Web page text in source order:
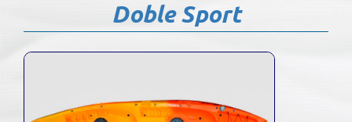
Doble Sport